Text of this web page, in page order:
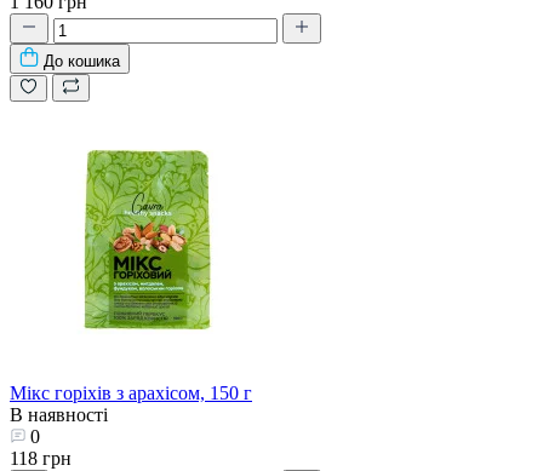
До кошика
Мікс горіхів з арахісом, 150 г
В наявності
0
118 грн